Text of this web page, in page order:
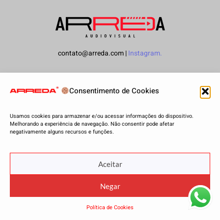
Consentimento de Cookies
Usamos cookies para armazenar e/ou acessar informações do dispositivo.
Melhorando a experiência de navegação. Não consentir pode afetar
negativamente alguns recursos e funções.
Aceitar
Negar
Política de Cookies
contato@arreda.com |Instagram.